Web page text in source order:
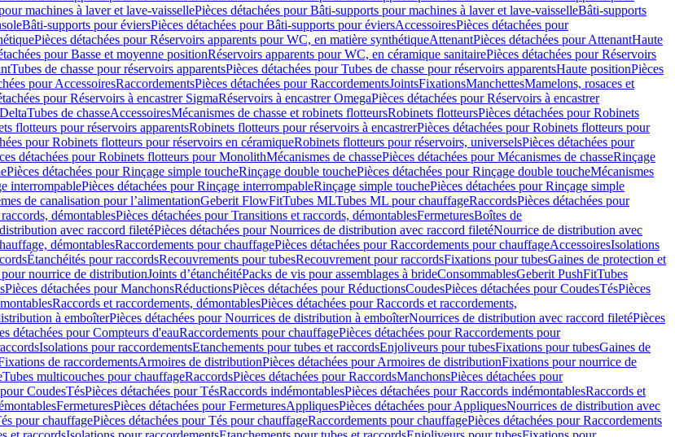
machines à laver et lave-vaissellePièces détachées pour Bâti-supports pour machines à laver et lave-vaisselleBâti-supports
Bâti-supports pour éviersPièces détachées pour Bâti-supports pour éviersAccessoiresPièces détachées pour
Pièces détachées pour Réservoirs apparents pour WC, en matière synthétiqueAttenantPièces détachées pour AttenantHaute
pour Basse et moyenne positionRéservoirs apparents pour WC, en céramique sanitairePièces détachées pour Réservoirs
Tubes de chasse pour réservoirs apparentsPièces détachées pour Tubes de chasse pour réservoirs apparentsHaute positionPièces
pour AccessoiresRaccordementsPièces détachées pour RaccordementsJointsFixationsManchettesMamelons, rosaces et
pour Réservoirs à encastrer SigmaRéservoirs à encastrer OmegaPièces détachées pour Réservoirs à encastrer
Tubes de chasseAccessoiresMécanismes de chasse et robinets flotteursRobinets flotteursPièces détachées pour Robinets
flotteurs pour réservoirs apparentsRobinets flotteurs pour réservoirs à encastrerPièces détachées pour Robinets flotteurs pour
pour Robinets flotteurs pour réservoirs en céramiqueRobinets flotteurs pour réservoirs, universelsPièces détachées pour
détachées pour Robinets flotteurs pour MonolithMécanismes de chassePièces détachées pour Mécanismes de chasseRinçage
Pièces détachées pour Rinçage simple toucheRinçage double touchePièces détachées pour Rinçage double toucheMécanismes
interrompablePièces détachées pour Rinçage interrompableRinçage simple touchePièces détachées pour Rinçage simple
de canalisation pour l’alimentationGeberit FlowFitTubes MLTubes ML pour chauffageRaccordsPièces détachées pour
démontablesPièces détachées pour Transitions et raccords, démontablesFermeturesBoîtes de
avec raccord filetéPièces détachées pour Nourrices de distribution avec raccord filetéNourrice de distribution avec
démontablesRaccordements pour chauffagePièces détachées pour Raccordements pour chauffageAccessoiresIsolations
Étanchéités pour raccordsRecouvrements pour tubesRecouvrement pour raccordsFixations pour tubesGaines de protection et
nourrice de distributionJoints d’étanchéitéPacks de vis pour assemblages à brideConsommablesGeberit PushFitTubes
Pièces détachées pour ManchonsRéductionsPièces détachées pour RéductionsCoudesPièces détachées pour CoudesTésPièces
Raccords et raccordements, démontablesPièces détachées pour Raccords et raccordements,
à emboîterPièces détachées pour Nourrices de distribution à emboîterNourrices de distribution avec raccord filetéPièces
détachées pour Compteurs d'eauRaccordements pour chauffagePièces détachées pour Raccordements pour
Isolations pour raccordementsEtanchements pour tubes et raccordsEnjoliveurs pour tubesFixations pour tubesGaines de
de raccordementsArmoires de distributionPièces détachées pour Armoires de distributionFixations pour nourrice de
Tubes multicouches pour chauffageRaccordsPièces détachées pour RaccordsManchonsPièces détachées pour
CoudesTésPièces détachées pour TésRaccords indémontablesPièces détachées pour Raccords indémontablesRaccords et
FermeturesPièces détachées pour FermeturesAppliquesPièces détachées pour AppliquesNourrices de distribution avec
pour chauffagePièces détachées pour Tés pour chauffageRaccordements pour chauffagePièces détachées pour Raccordements